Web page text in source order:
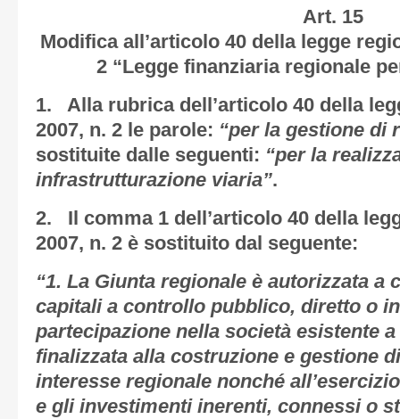
Art. 15
Modifica all’articolo 40 della legge
2 “Legge finanziaria regionale
1. Alla rubrica dell’articolo 40 della
2007, n. 2 le parole: “per la gestione di
sostituite dalle seguenti: “per la
infrastrutturazione viaria”.
2. Il comma 1 dell’articolo 40 della
2007, n. 2 è sostituito dal seguente:
“1. La Giunta regionale è autorizzata a
capitali a controllo pubblico, diretto o
partecipazione nella società esistente
finalizzata alla costruzione e gestione
interesse regionale nonché
e gli investimenti inerenti, connessi o